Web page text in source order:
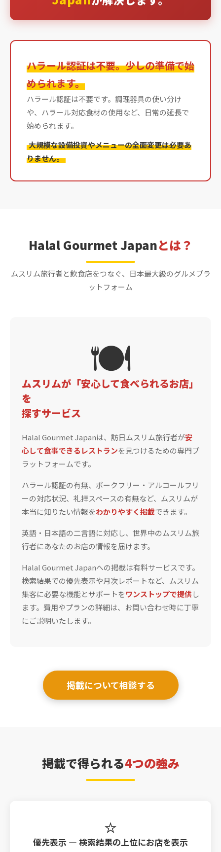
ハラール認証は不要。少しの準備で始
められます。
ハラール認証は不要です。調理器具の使い分け
や、ハラール対応食材の使用など、日常の延長で
始められます。
大規模な設備投資やメニューの全面変更は必要あ
りません。
Halal Gourmet Japanとは？
ムスリム旅行者と飲食店をつなぐ、日本最大級のグルメプラ
ットフォーム
🍽️
ムスリムが「安心して食べられるお店」
を
探すサービス
Halal Gourmet Japanは、訪日ムスリム旅行者が安
心して食事できるレストランを見つけるための専門プ
ラットフォームです。
ハラール認証の有無、ポークフリー・アルコールフリ
ーの対応状況、礼拝スペースの有無など、ムスリムが
本当に知りたい情報をわかりやすく掲載できます。
英語・日本語の二言語に対応し、世界中のムスリム旅
行者にあなたのお店の情報を届けます。
Halal Gourmet Japanへの掲載は有料サービスです。
検索結果での優先表示や月次レポートなど、ムスリム
集客に必要な機能とサポートをワンストップで提供し
ます。費用やプランの詳細は、お問い合わせ時に丁寧
にご説明いたします。
掲載について相談する
掲載で得られる4つの強み
⭐
優先表示 — 検索結果の上位にお店を表示